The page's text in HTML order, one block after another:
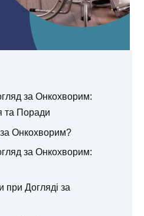
за Онкохворим:
та Поради
Онкохворим?
за Онкохворим:
при Догляді за